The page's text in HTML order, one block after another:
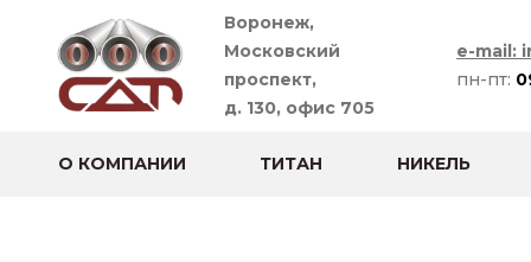
Воронеж,
Московский
проспект,
д. 130, офис 705
e-mail:
пн-пт:
О КОМПАНИИ ТИТАН НИКЕЛЬ